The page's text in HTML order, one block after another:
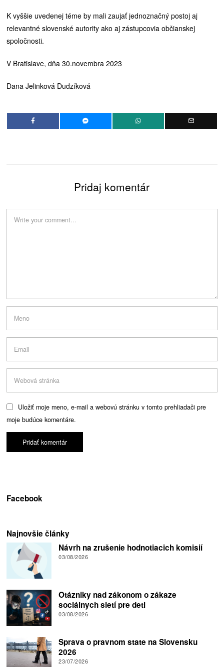
K vyššie uvedenej téme by mali zaujať jednoznačný postoj aj
relevantné slovenské autority ako aj zástupcovia občianskej
spoločnosti.
V Bratislave, dňa 30.novembra 2023
Dana Jelinková Dudzíková
Pridaj komentár
Uložiť moje meno, e-mail a webovú stránku v tomto prehliadači pre
moje budúce komentáre.
Facebook
Najnovšie články
Návrh na zrušenie hodnotiacich komisií
03/08/2026
Otázniky nad zákonom o zákaze
sociálnych sietí pre deti
03/08/2026
Sprava o pravnom state na Slovensku
2026
23/07/2026